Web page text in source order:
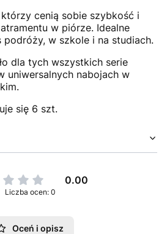
cenią sobie szybkość i
w piórze. Idealne
w szkole i na studiach.
dla tych wszystkich serie
uniwersalnych nabojach w
się 6 szt.
0.00
Liczba ocen: 0
Oceń i opisz